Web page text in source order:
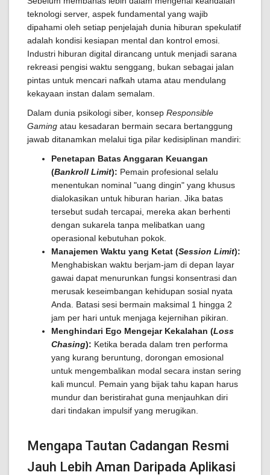
teknologi server, aspek fundamental yang wajib
dipahami oleh setiap penjelajah dunia hiburan spekulatif
adalah kondisi kesiapan mental dan kontrol emosi.
Industri hiburan digital dirancang untuk menjadi sarana
rekreasi pengisi waktu senggang, bukan sebagai jalan
pintas untuk mencari nafkah utama atau mendulang
kekayaan instan dalam semalam.
Dalam dunia psikologi siber, konsep Responsible
Gaming atau kesadaran bermain secara bertanggung
jawab ditanamkan melalui tiga pilar kedisiplinan mandiri:
Penetapan Batas Anggaran Keuangan
(Bankroll Limit): Pemain profesional selalu
menentukan nominal "uang dingin" yang khusus
dialokasikan untuk hiburan harian. Jika batas
tersebut sudah tercapai, mereka akan berhenti
dengan sukarela tanpa melibatkan uang
operasional kebutuhan pokok.
Manajemen Waktu yang Ketat (Session Limit):
Menghabiskan waktu berjam-jam di depan layar
gawai dapat menurunkan fungsi konsentrasi dan
merusak keseimbangan kehidupan sosial nyata
Anda. Batasi sesi bermain maksimal 1 hingga 2
jam per hari untuk menjaga kejernihan pikiran.
Menghindari Ego Mengejar Kekalahan (Loss
Chasing): Ketika berada dalam tren performa
yang kurang beruntung, dorongan emosional
untuk mengembalikan modal secara instan sering
kali muncul. Pemain yang bijak tahu kapan harus
mundur dan beristirahat guna menjauhkan diri
dari tindakan impulsif yang merugikan.
Mengapa Tautan Cadangan Resmi
Jauh Lebih Aman Daripada Aplikasi